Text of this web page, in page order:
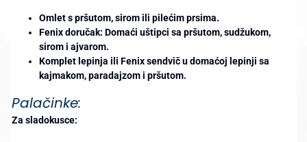
Omlet s pršutom, sirom ili pilećim prsima.
Fenix doručak: Domaći uštipci sa pršutom, sudžukom,
sirom i ajvarom.
Komplet lepinja ili Fenix sendvič u domaćoj lepinji sa
kajmakom, paradajzom i pršutom.
Palačinke:
Za sladokusce: